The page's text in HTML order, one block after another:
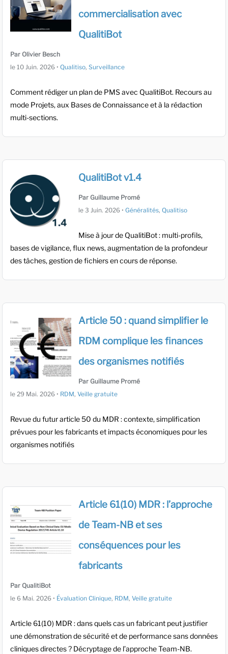
commercialisation avec
QualitiBot
Par Olivier Besch
le 10 Juin. 2026 • Qualitiso, Surveillance
Comment rédiger un plan de PMS avec QualitiBot. Recours au
mode Projets, aux Bases de Connaissance et à la rédaction
multi-sections.
QualitiBot v1.4
Par Guillaume Promé
le 3 Juin. 2026 •Généralités,Qualitiso
Mise à jour de QualitiBot : multi-profils,
bases de vigilance, flux news, augmentation de la profondeur
des tâches, gestion de fichiers en cours de réponse.
Article 50 : quand simplifier le
RDM complique les finances
des organismes notifiés
Par Guillaume Promé
le 29 Mai. 2026 • RDM, Veille gratuite
Revue du futur article 50 du MDR : contexte, simplification
prévues pour les fabricants et impacts économiques pour les
organismes notifiés
Article 61(10) MDR : l’approche
de Team-NB et ses
conséquences pour les
fabricants
Par QualitiBot
le 6 Mai. 2026 • Évaluation Clinique, RDM, Veille gratuite
Article 61(10) MDR : dans quels cas un fabricant peut justifier
une démonstration de sécurité et de performance sans données
cliniques directes ? Décryptage de l’approche Team-NB.